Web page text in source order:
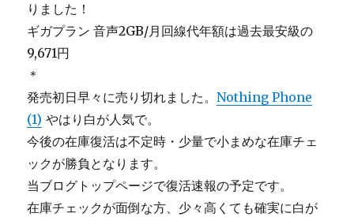
りました！
ギガプラン 音声2GB/月回線代年額は過去最安級の
9,671円
＊
発売初日早々に売り切れました。Nothing Phone
(1) やはり白が人気で。
今後の在庫復活は不定時・少量で小まめな在庫チェ
ックが勝負となります。
当ブログトップページで復活速報の予定です。
在庫チェックが面倒な方、少々高くても確実に白が